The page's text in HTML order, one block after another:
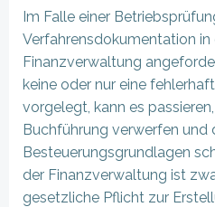
Im Falle einer
Verfahrensdokumentation
Finanzverwaltung
keine oder nur eine
vorgelegt, kann es
Buchführung verwerfen und
Besteuerungsgrundlagen
der Finanzverwaltung ist
gesetzliche Pflicht zur